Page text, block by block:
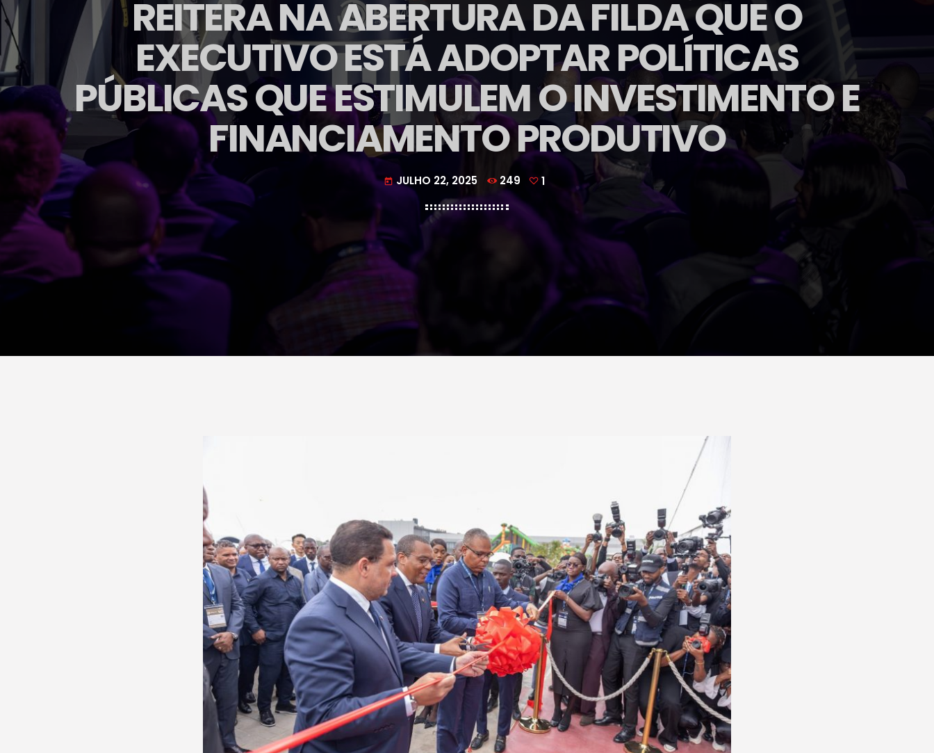
REITERA NA ABERTURA DA FILDA QUE O
EXECUTIVO ESTÁ ADOPTAR POLÍTICAS
PÚBLICAS QUE ESTIMULEM O INVESTIMENTO E
FINANCIAMENTO PRODUTIVO
today JULHO 22, 2025 249 1